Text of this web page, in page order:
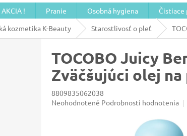
AKCIA ! Pranie Osobná hygiena Čistiace
kozmetika K-Beauty Starostlivosť o pleť
TOCOBO Juicy
Zväčšujúci olej
8809835062038
Priemerné
Neohodnotené Podrobnosti hodnotenia